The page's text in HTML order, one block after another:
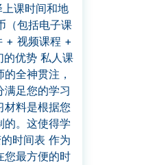
课时间和地
（包括电子课
+ 视频课程 +
优势 私人课
全神贯注，
满足您的学习
材料是根据您
的。这使得学
时间表 作为
您最方便的时